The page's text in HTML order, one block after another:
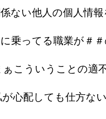
ない他人の個人情
乗ってる職業が＃
こういうことの適
心配しても仕方な